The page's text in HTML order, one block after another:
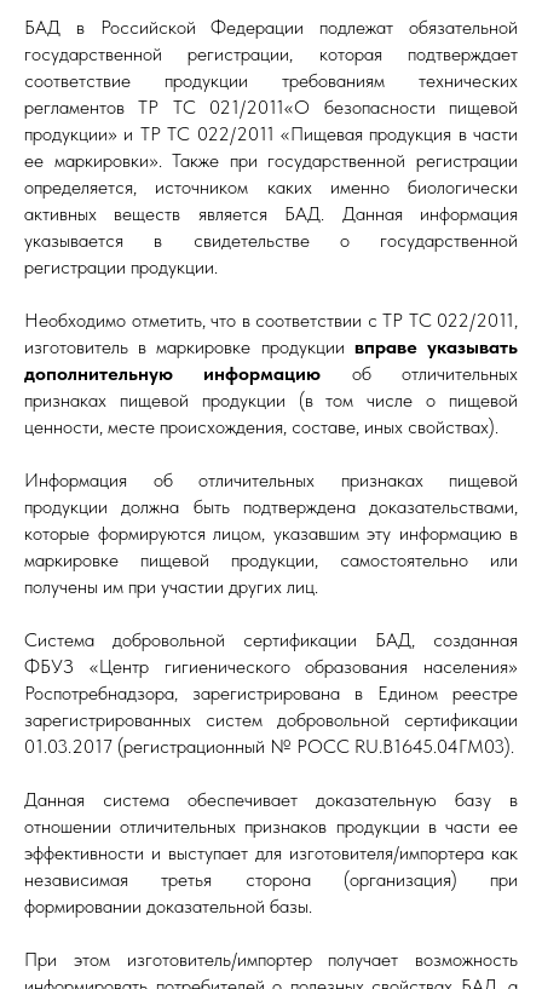
БАД в Российской Федерации подлежат обязательной
государственной регистрации, которая подтверждает
соответствие продукции требованиям технических
регламентов ТР ТС 021/2011«О безопасности пищевой
продукции» и ТР ТС 022/2011 «Пищевая продукция в части
ее маркировки». Также при государственной регистрации
определяется, источником каких именно биологически
активных веществ является БАД. Данная информация
указывается в свидетельстве о государственной
регистрации продукции.
Необходимо отметить, что в соответствии с ТР ТС 022/2011,
изготовитель в маркировке продукции вправе указывать
дополнительную информацию об отличительных
признаках пищевой продукции (в том числе о пищевой
ценности, месте происхождения, составе, иных свойствах).
Информация об отличительных признаках пищевой
продукции должна быть подтверждена доказательствами,
которые формируются лицом, указавшим эту информацию в
маркировке пищевой продукции, самостоятельно или
получены им при участии других лиц.
Система добровольной сертификации БАД, созданная
ФБУЗ «Центр гигиенического образования населения»
Роспотребнадзора, зарегистрирована в Едином реестре
зарегистрированных систем добровольной сертификации
01.03.2017 (регистрационный № РОСС RU.В1645.04ГМ03).
Данная система обеспечивает доказательную базу в
отношении отличительных признаков продукции в части ее
эффективности и выступает для изготовителя/импортера как
независимая третья сторона (организация) при
формировании доказательной базы.
При этом изготовитель/импортер получает возможность